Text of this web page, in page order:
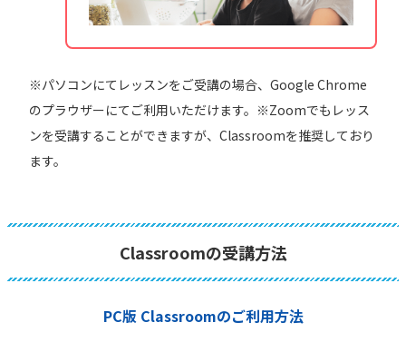
※パソコンにてレッスンをご受講の場合、Google Chrome
のプラウザーにてご利用いただけます。 ※Zoomでもレッス
ンを受講することができますが、Classroomを推奨しており
ます。
Classroomの受講方法
PC版 Classroomのご利用方法